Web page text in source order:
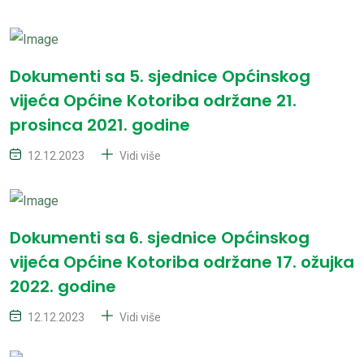
Dokumenti sa 5. sjednice Općinskog
vijeća Općine Kotoriba održane 21.
prosinca 2021. godine
12.12.2023 Vidi više
Dokumenti sa 6. sjednice Općinskog
vijeća Općine Kotoriba održane 17. ožujka
2022. godine
12.12.2023 Vidi više